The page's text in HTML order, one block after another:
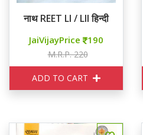
नाथ REET LI / LII हिन्दी
JaiVijayPrice 190
M.R.P. 220
ADD TO CART